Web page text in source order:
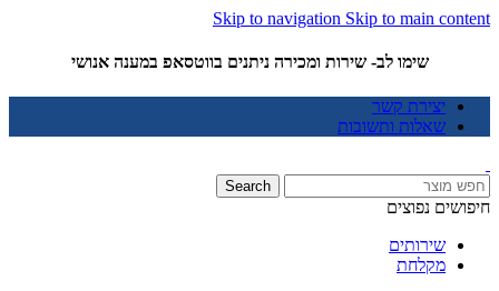
Skip to navigation Skip to main content
שימו לב- שירות ומכירה ניתנים בווטסאפ במענה אנושי
יצירת קשר
שאלות ותשובות
Search
חיפושים נפוצים
שירותים
מקלחת